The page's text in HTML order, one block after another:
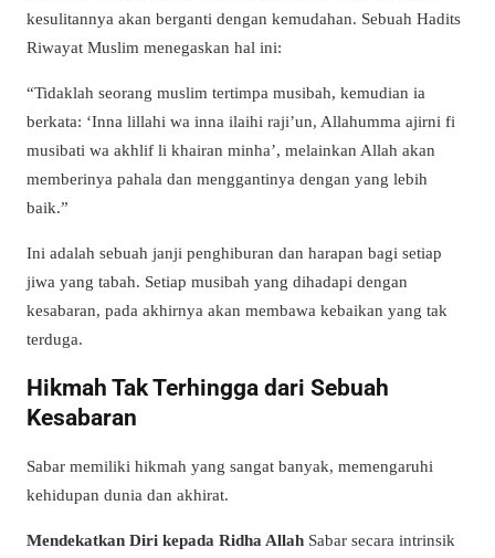
kesulitannya akan berganti dengan kemudahan. Sebuah Hadits
Riwayat Muslim menegaskan hal ini:
“Tidaklah seorang muslim tertimpa musibah, kemudian ia
berkata: ‘Inna lillahi wa inna ilaihi raji’un, Allahumma ajirni fi
musibati wa akhlif li khairan minha’, melainkan Allah akan
memberinya pahala dan menggantinya dengan yang lebih
baik.”
Ini adalah sebuah janji penghiburan dan harapan bagi setiap
jiwa yang tabah. Setiap musibah yang dihadapi dengan
kesabaran, pada akhirnya akan membawa kebaikan yang tak
terduga.
Hikmah Tak Terhingga dari Sebuah
Kesabaran
Sabar memiliki hikmah yang sangat banyak, memengaruhi
kehidupan dunia dan akhirat.
Mendekatkan Diri kepada Ridha Allah Sabar secara intrinsik